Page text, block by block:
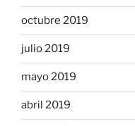
octubre 2019
julio 2019
mayo 2019
abril 2019